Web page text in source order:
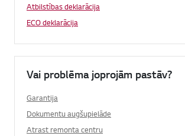
Atbilstības deklarācija
ECO deklarācija
Vai problēma joprojām pastāv?
Garantija
Dokumentu augšupielāde
Atrast remonta centru